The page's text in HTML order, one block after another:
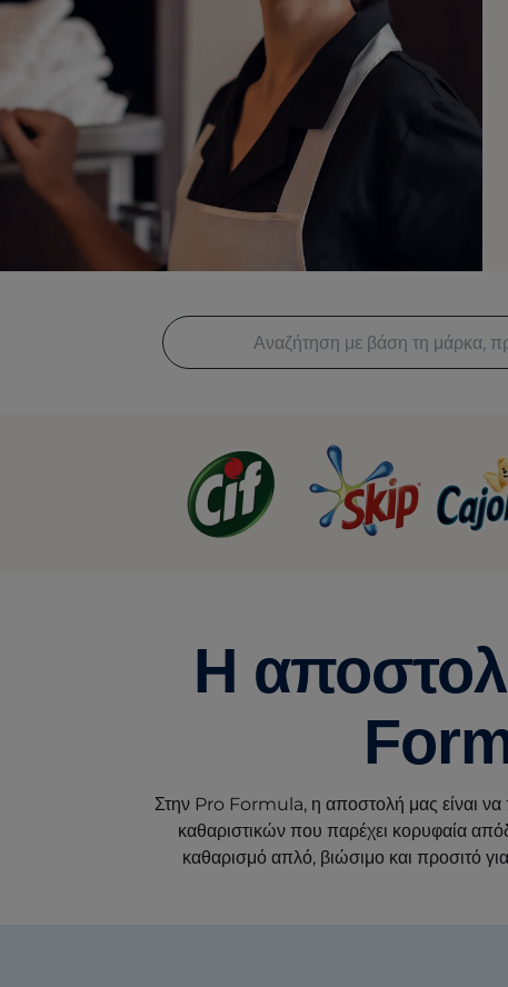
Η
Στην Pro Formula, η αποστολή μας είναι να
καθαριστικών που παρέχει κορυφαία
καθαρισμό απλό, βιώσιμο και προσιτό